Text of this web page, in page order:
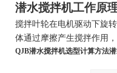
潜水搅拌机工作原
搅拌叶轮在电机驱动下旋
体通过摩擦产生搅拌作用
QJB潜水搅拌机选型计算方法